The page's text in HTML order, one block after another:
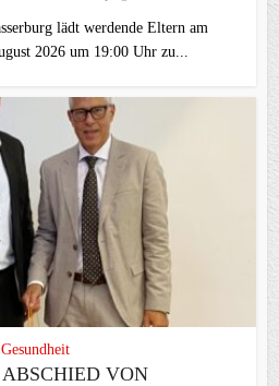
lädt werdende Eltern am
2026 um 19:00 Uhr zu...
Gesundheit
VON